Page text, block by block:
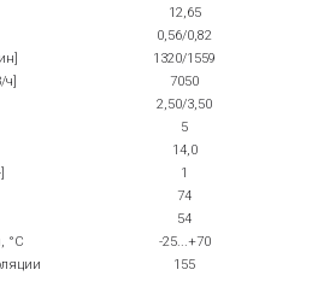
12,65
0,56/0,82
1320/1559
7050
2,50/3,50
5
14,0
1
74
54
°С
-25...+70
155